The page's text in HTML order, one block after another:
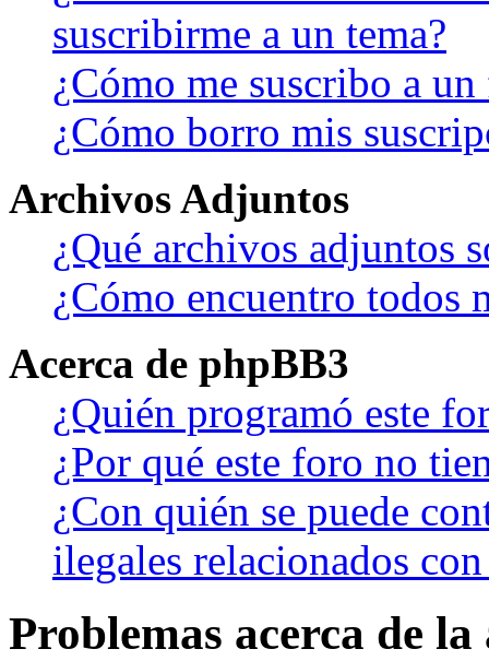
suscribirme a un tema?
¿Cómo me suscribo a
¿Cómo borro mis
Archivos Adjuntos
¿Qué archivos adjuntos
¿Cómo encuentro todos
Acerca de phpBB3
¿Quién programó este
¿Por qué este foro no
¿Con quién se puede
ilegales relacionados
Problemas acerca de